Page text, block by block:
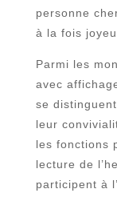
personne
à la fois
Parmi les
avec
se
leur
les fonctions
lecture de
participent à